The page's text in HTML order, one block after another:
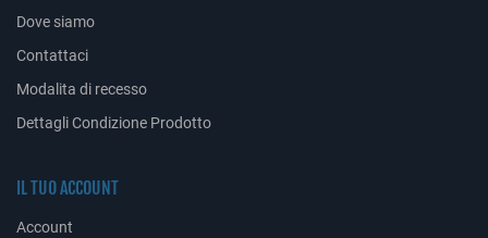
Dove siamo
Contattaci
Modalita di recesso
Dettagli Condizione Prodotto
IL TUO ACCOUNT
Account